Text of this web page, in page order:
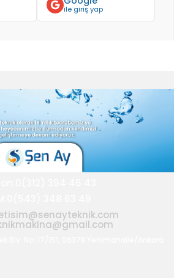
ile giriş yap